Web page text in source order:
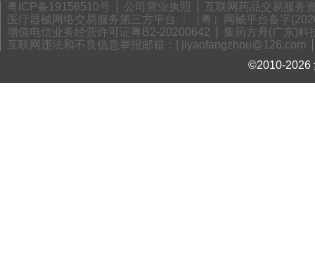
粤ICP备19156510号
公司营业执照
互联网药品交易服务
医疗器械网络交易服务第三方平台 ：（粤）网械平台备字
增值电信业务经营许可证粤B2-20200642
集药方舟(广东)科
互联网违法和不良信息举报邮箱：| jiyaofangzhou@126.com
©2010-2026